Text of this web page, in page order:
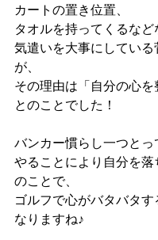
カートの置き位置、
タオルを持ってくるなど
気遣いを大事にしている
が、
その理由は「自分の心を
とのことでした！
バンカー慣らし一つとっ
やることにより自分を落
のことで、
ゴルフで心がバタバタす
なりますね♪